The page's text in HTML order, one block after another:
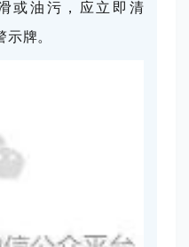
或油污，应立即清
示牌。